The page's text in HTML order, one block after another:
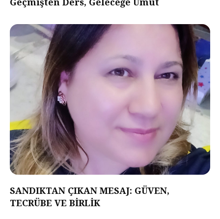
SANDIKTAN ÇIKAN MESAJ: GÜVEN,
TECRÜBE VE BİRLİK